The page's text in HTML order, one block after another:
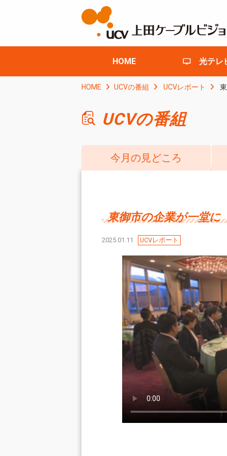
HOME 光テレ
HOME UCVの番組 UCVレポート
UCVの番組
今月の見どころ
東御市の企業が一堂
2025.01.11 UCVレポート